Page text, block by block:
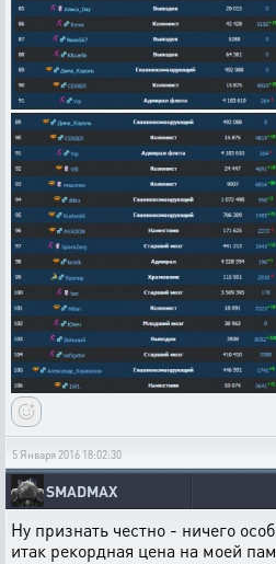
5 Января 2016 18:02:30
SMADMAX
Ну признать честно - ничего
итак рекордная цена на моей